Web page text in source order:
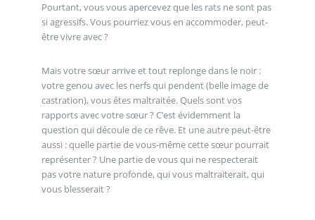
Pourtant, vous vous apercevez que les rats ne sont pas
si agressifs. Vous pourriez vous en accommoder, peut-
être vivre avec ?
Mais votre sœur arrive et tout replonge dans le noir :
votre genou avec les nerfs qui pendent (belle image de
castration), vous êtes maltraitée. Quels sont vos
rapports avec votre sœur ? C’est évidemment la
question qui découle de ce rêve. Et une autre peut-être
aussi : quelle partie de vous-même cette sœur pourrait
représenter ? Une partie de vous qui ne respecterait
pas votre nature profonde, qui vous maltraiterait, qui
vous blesserait ?